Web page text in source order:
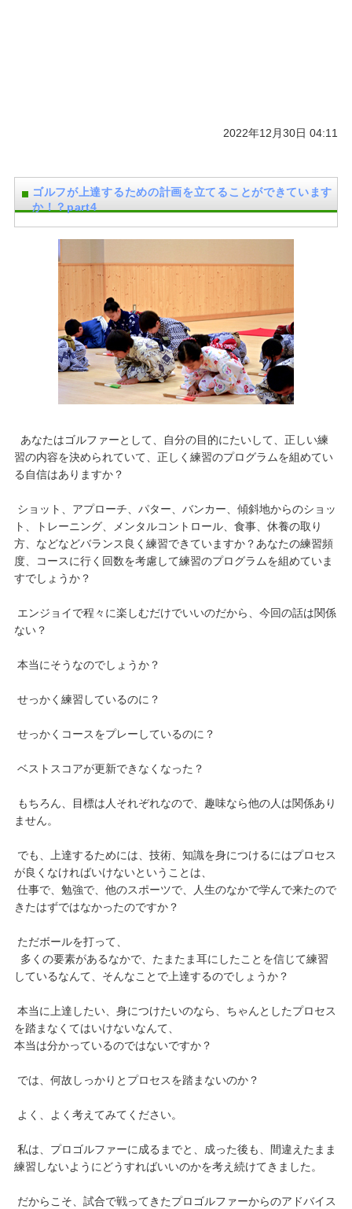
2022年12月30日 04:11
ゴルフが上達するための計画を立てることができています
か！？part4
あなたはゴルファーとして、自分の目的にたいして、正しい練
習の内容を決められていて、正しく練習のプログラムを組めてい
る自信はありますか？
ショット、アプローチ、パター、バンカー、傾斜地からのショッ
ト、トレーニング、メンタルコントロール、食事、休養の取り
方、などなどバランス良く練習できていますか？あなたの練習頻
度、コースに行く回数を考慮して練習のプログラムを組めていま
すでしょうか？
エンジョイで程々に楽しむだけでいいのだから、今回の話は関係
ない？
本当にそうなのでしょうか？
せっかく練習しているのに？
せっかくコースをプレーしているのに？
ベストスコアが更新できなくなった？
もちろん、目標は人それぞれなので、趣味なら他の人は関係あり
ません。
でも、上達するためには、技術、知識を身につけるにはプロセス
が良くなければいけないということは、
仕事で、勉強で、他のスポーツで、人生のなかで学んで来たので
きたはずではなかったのですか？
ただボールを打って、
多くの要素があるなかで、たまたま耳にしたことを信じて練習
しているなんて、そんなことで上達するのでしょうか？
本当に上達したい、身につけたいのなら、ちゃんとしたプロセス
を踏まなくてはいけないなんて、
本当は分かっているのではないですか？
では、何故しっかりとプロセスを踏まないのか？
よく、よく考えてみてください。
私は、プロゴルファーに成るまでと、成った後も、間違えたまま
練習しないようにどうすればいいのかを考え続けてきました。
だからこそ、試合で戦ってきたプロゴルファーからのアドバイス